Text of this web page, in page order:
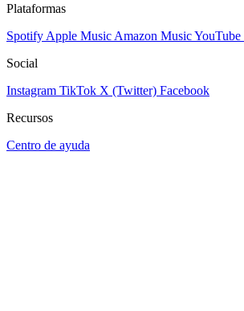
Plataformas
Spotify Apple Music Amazon MusicYouTube
Social
Instagram TikTok X (Twitter) Facebook
Recursos
Centro de ayuda